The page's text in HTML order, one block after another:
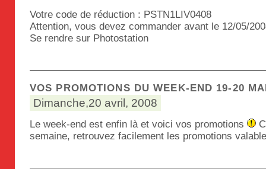
Votre code de réduction : PSTN1LIV0408
Attention, vous devez commander avant le 12/05/
Se rendre sur Photostation
VOS PROMOTIONS DU WEEK-END 19-20
Dimanche,20 avril, 2008
Le week-end est enfin là et voici vos promotions
semaine, retrouvez facilement les promotions